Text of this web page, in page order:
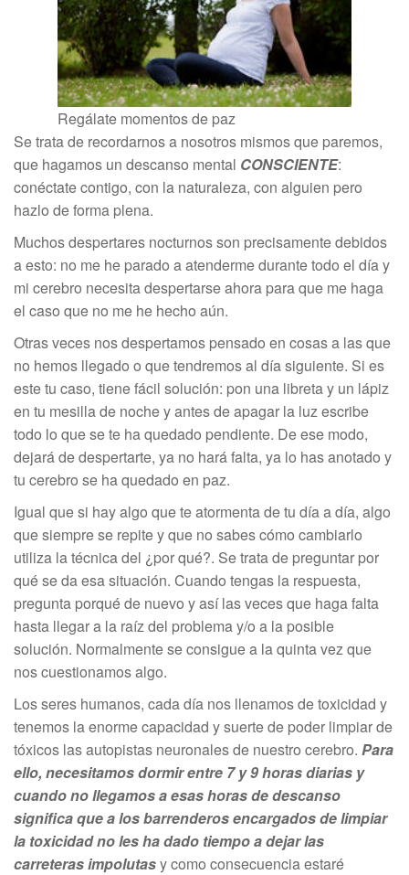
Regálate momentos de paz
Se trata de recordarnos a nosotros mismos que paremos,
que hagamos un descanso mental CONSCIENTE:
conéctate contigo, con la naturaleza, con alguien pero
hazlo de forma plena.
Muchos despertares nocturnos son precisamente debidos
a esto: no me he parado a atenderme durante todo el día y
mi cerebro necesita despertarse ahora para que me haga
el caso que no me he hecho aún.
Otras veces nos despertamos pensado en cosas a las que
no hemos llegado o que tendremos al día siguiente. Si es
este tu caso, tiene fácil solución: pon una libreta y un lápiz
en tu mesilla de noche y antes de apagar la luz escribe
todo lo que se te ha quedado pendiente. De ese modo,
dejará de despertarte, ya no hará falta, ya lo has anotado y
tu cerebro se ha quedado en paz.
Igual que si hay algo que te atormenta de tu día a día, algo
que siempre se repite y que no sabes cómo cambiarlo
utiliza la técnica del ¿por qué?. Se trata de preguntar por
qué se da esa situación. Cuando tengas la respuesta,
pregunta porqué de nuevo y así las veces que haga falta
hasta llegar a la raíz del problema y/o a la posible
solución. Normalmente se consigue a la quinta vez que
nos cuestionamos algo.
Los seres humanos, cada día nos llenamos de toxicidad y
tenemos la enorme capacidad y suerte de poder limpiar de
tóxicos las autopistas neuronales de nuestro cerebro. Para
ello, necesitamos dormir entre 7 y 9 horas diarias y
cuando no llegamos a esas horas de descanso
significa que a los barrenderos encargados de limpiar
la toxicidad no les ha dado tiempo a dejar las
carreteras impolutasy como consecuencia estaré